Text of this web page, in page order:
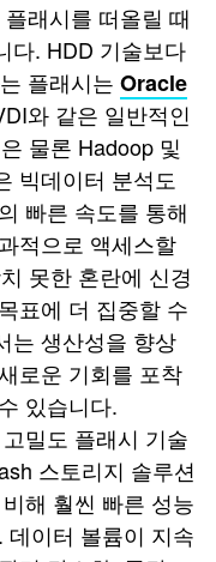
래시를 떠올릴 때
다. HDD 기술보다
플래시는 Oracle
와 같은 일반적인
물론 Hadoop 및
빅데이터 분석도
빠른 속도를 통해
적으로 액세스할
못한 혼란에 신경
표에 더 집중할 수
는 생산성을 향상
로운 기회를 포착
있습니다.
밀도 플래시 기술
스토리지 솔루션
해 훨씬 빠른 성능
이터 볼륨이 지속